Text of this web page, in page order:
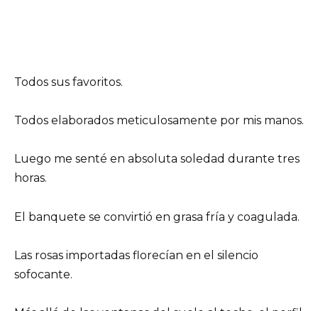
Todos sus favoritos.
Todos elaborados meticulosamente por mis manos.
Luego me senté en absoluta soledad durante tres
horas.
El banquete se convirtió en grasa fría y coagulada.
Las rosas importadas florecían en el silencio
sofocante.